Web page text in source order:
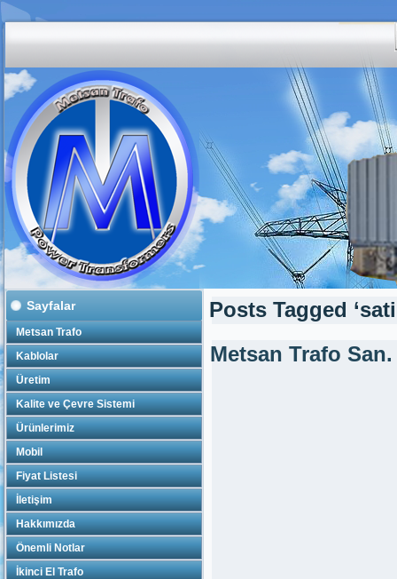
Sayfalar
Metsan Trafo
Kablolar
Üretim
Kalite ve Çevre Sistemi
Ürünlerimiz
Mobil
Fiyat Listesi
İletişim
Hakkımızda
Önemli Notlar
İkinci El Trafo
Posts Tagged
Metsan Trafo